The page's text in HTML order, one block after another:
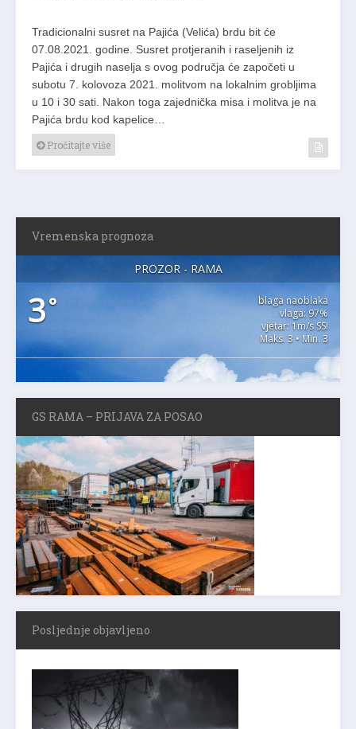
Tradicionalni susret na Pajića (Velića) brdu bit će
07.08.2021. godine. Susret protjeranih i raseljenih iz
Pajića i drugih naselja s ovog područja će započeti u
subotu 7. kolovoza 2021. molitvom na lokalnim grobljima
u 10 i 30 sati. Nakon toga zajednička misa i molitva je na
Pajića brdu kod kapelice…
Pročitajte više
Vremenska prognoza
PROZOR - RAMA
3°
blaga naoblaka
vlaga: 97%
vjetar: 1m/s SSI
Maks. 3 • Min. 3
GS RAMA – PRIJAVA ZA POSAO
Posljednje objavljeno